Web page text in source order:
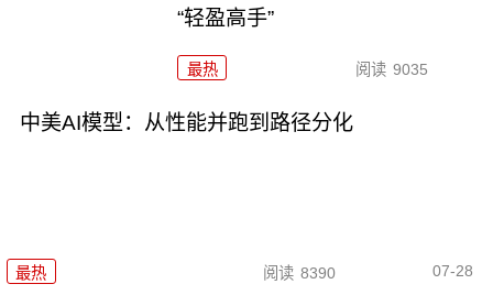
“轻盈高手”
最热 阅读 9035
中美AI模型：从性能并跑到路径分化
最热 阅读 8390 07-28